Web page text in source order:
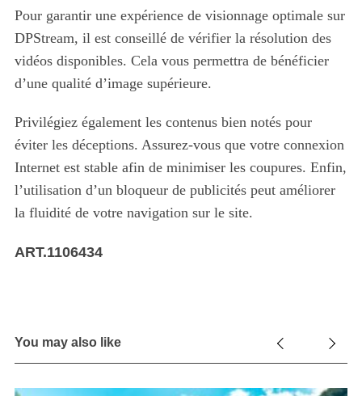
Pour garantir une expérience de visionnage optimale sur
DPStream, il est conseillé de vérifier la résolution des
vidéos disponibles. Cela vous permettra de bénéficier
d’une qualité d’image supérieure.
Privilégiez également les contenus bien notés pour
éviter les déceptions. Assurez-vous que votre connexion
Internet est stable afin de minimiser les coupures. Enfin,
l’utilisation d’un bloqueur de publicités peut améliorer
la fluidité de votre navigation sur le site.
ART.1106434
You may also like